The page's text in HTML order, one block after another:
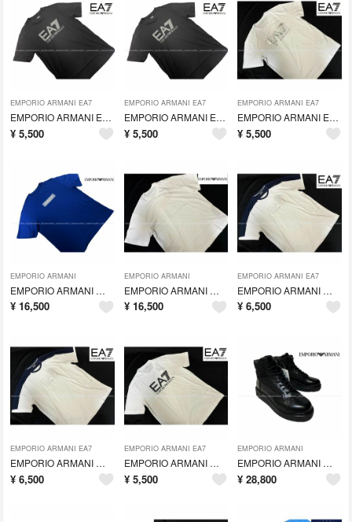
EMPORIO ARMANI EA7
EMPORIO ARMANI EA7 エンポリオ・アルマーニ Tシャツ(M)
¥ 5,500
EMPORIO ARMANI EA7
EMPORIO ARMANI EA7 エンポリオ・アルマーニ Tシャツ(L)10
¥ 5,500
EMPORIO ARMANI EA7
EMPORIO ARMANI EA7 エンポリオ・アルマーニ Tシャツ(M)[6
¥ 5,500
EMPORIO ARMANI
EMPORIO ARMANI エンポリオ・アルマーニ サステナブルコレクション
¥ 16,500
EMPORIO ARMANI
EMPORIO ARMANI エンポリオ・アルマーニ サステナブルコレクション
¥ 16,500
EMPORIO ARMANI EA7
EMPORIO ARMANI エンポリオ・アルマーニ Tシャツ(M)[3]EA7
¥ 6,500
EMPORIO ARMANI EA7
EMPORIO ARMANI エンポリオ・アルマーニ Tシャツ(L)[3]EA7
¥ 6,500
EMPORIO ARMANI EA7
EMPORIO ARMANI エンポリオ・アルマーニ Tシャツ(L)[2]EA7
¥ 5,500
EMPORIO ARMANI
EMPORIO ARMANI エンポリオ・アルマーニ ハイカット スニーカー(9
¥ 28,800